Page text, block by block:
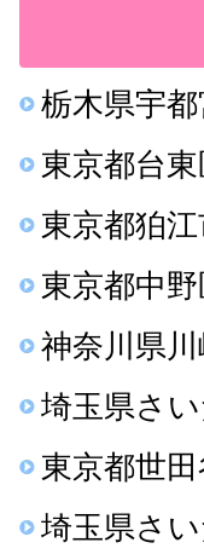
栃木県宇
東京都台
東京都狛
東京都中
神奈川県
埼玉県さ
東京都世
埼玉県さ